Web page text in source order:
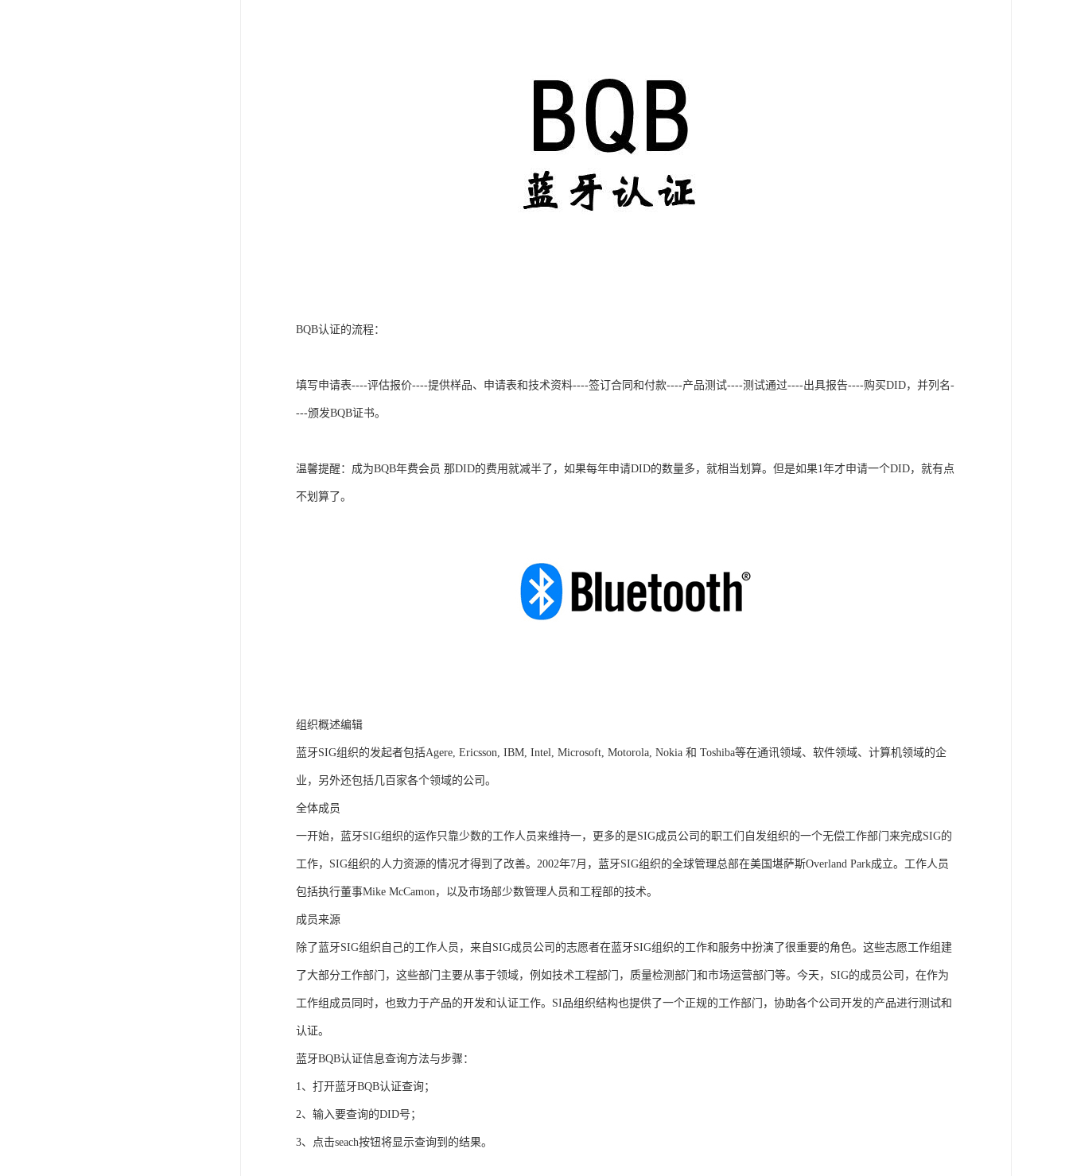
BQB认证的流程：
填写申请表----评估报价----提供样品、申请表和技术资料----签订合同和付款----产品测试----测试通过----出具报告----购买DID，并列名-
---颁发BQB证书。
温馨提醒：成为BQB年费会员 那DID的费用就减半了，如果每年申请DID的数量多，就相当划算。但是如果1年才申请一个DID，就有点
不划算了。
组织概述编辑
蓝牙SIG组织的发起者包括Agere, Ericsson, IBM, Intel, Microsoft, Motorola, Nokia 和 Toshiba等在通讯领域、软件领域、计算机领域的企
业，另外还包括几百家各个领域的公司。
全体成员
一开始，蓝牙SIG组织的运作只靠少数的工作人员来维持一，更多的是SIG成员公司的职工们自发组织的一个无偿工作部门来完成SIG的
工作，SIG组织的人力资源的情况才得到了改善。2002年7月，蓝牙SIG组织的全球管理总部在美国堪萨斯Overland Park成立。工作人员
包括执行董事Mike McCamon，以及市场部少数管理人员和工程部的技术。
成员来源
除了蓝牙SIG组织自己的工作人员，来自SIG成员公司的志愿者在蓝牙SIG组织的工作和服务中扮演了很重要的角色。这些志愿工作组建
了大部分工作部门，这些部门主要从事于领域，例如技术工程部门，质量检测部门和市场运营部门等。今天，SIG的成员公司，在作为
工作组成员同时，也致力于产品的开发和认证工作。SI品组织结构也提供了一个正规的工作部门，协助各个公司开发的产品进行测试和
认证。
蓝牙BQB认证信息查询方法与步骤：
1、打开蓝牙BQB认证查询；
2、输入要查询的DID号；
3、点击seach按钮将显示查询到的结果。